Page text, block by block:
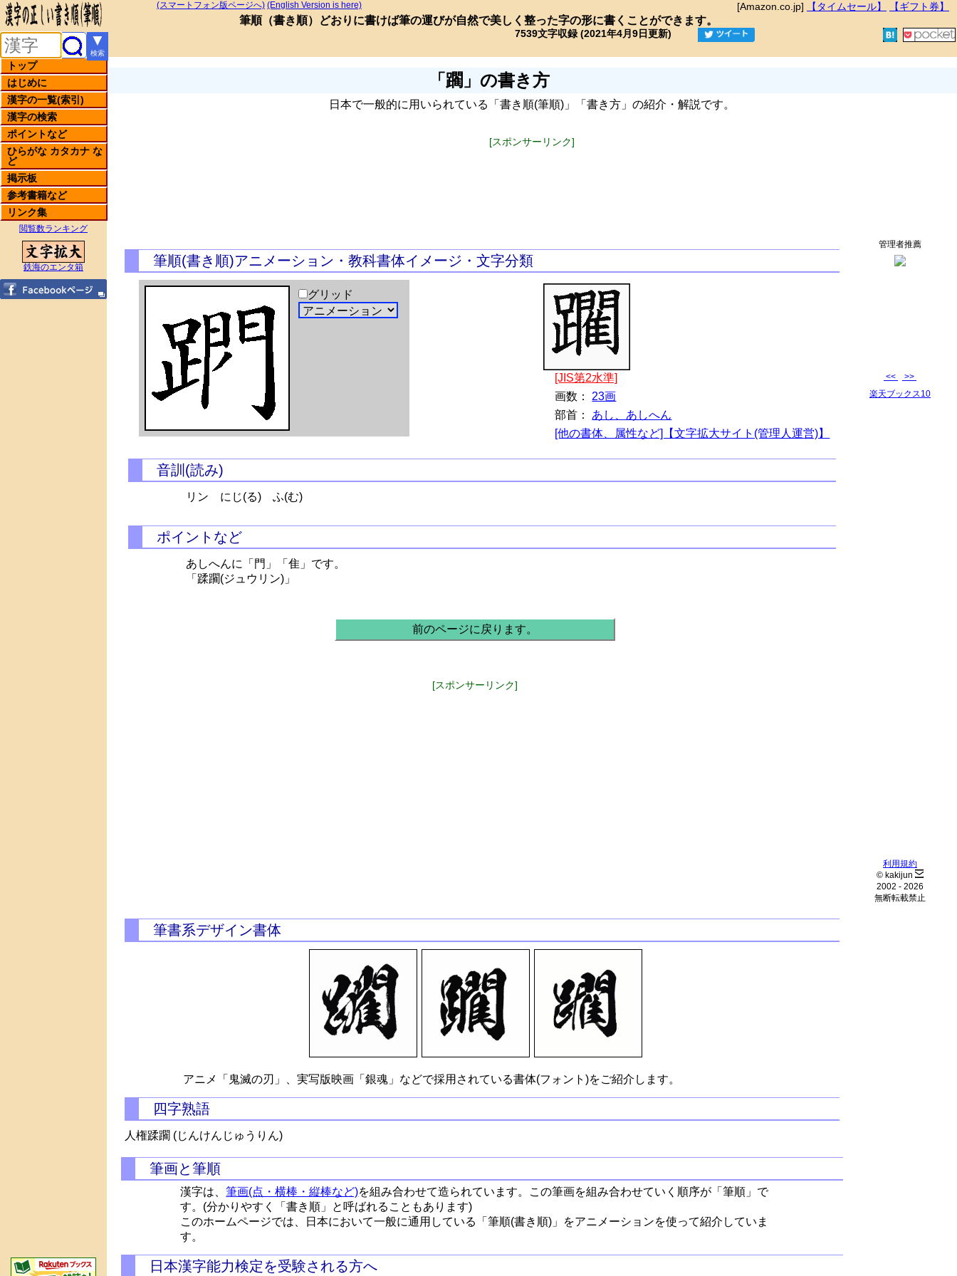
[Amazon.co.jp] 【タイムセール】 【ギフト券】
(スマートフォン版ページへ) (English Version is here)
筆順（書き順）どおりに書けば筆の運びが自然で美しく整った字の形に書くことができます。
7539文字収録 (2021年4月9日更新)
▼
検索
トップ
はじめに
漢字の一覧(索引)
漢字の検索
ポイントなど
ひらがな カタカナ な
ど
掲示板
参考書籍など
リンク集
閲覧数ランキング
鉄海のエンタ箱
「躙」の書き方
日本で一般的に用いられている「書き順(筆順)」「書き方」の紹介・解説です。
[スポンサーリンク]
筆順(書き順)アニメーション・教科書体イメージ・文字分類
グリッド
[JIS第2水準]
画数： 23画
部首： あし、あしへん
[他の書体、属性など]【文字拡大サイト(管理人運営)】
音訓(読み)
リン にじ(る) ふ(む)
ポイントなど
あしへんに「門」「隹」です。
「蹂躙(ジュウリン)」
前のページに戻ります。
[スポンサーリンク]
筆書系デザイン書体
アニメ「鬼滅の刃」、実写版映画「銀魂」などで採用されている書体(フォント)をご紹介します。
四字熟語
人権蹂躙 (じんけんじゅうりん)
筆画と筆順
漢字は、筆画(点・横棒・縦棒など)を組み合わせて造られています。この筆画を組み合わせていく順序が「筆順」で
す。(分かりやすく「書き順」と呼ばれることもあります)
このホームページでは、日本において一般に通用している「筆順(書き順)」をアニメーションを使って紹介していま
す。
日本漢字能力検定を受験される方へ
管理者推薦
<<
>>
楽天ブックス10
利用規約
© kakijun
2002 - 2026
無断転載禁止